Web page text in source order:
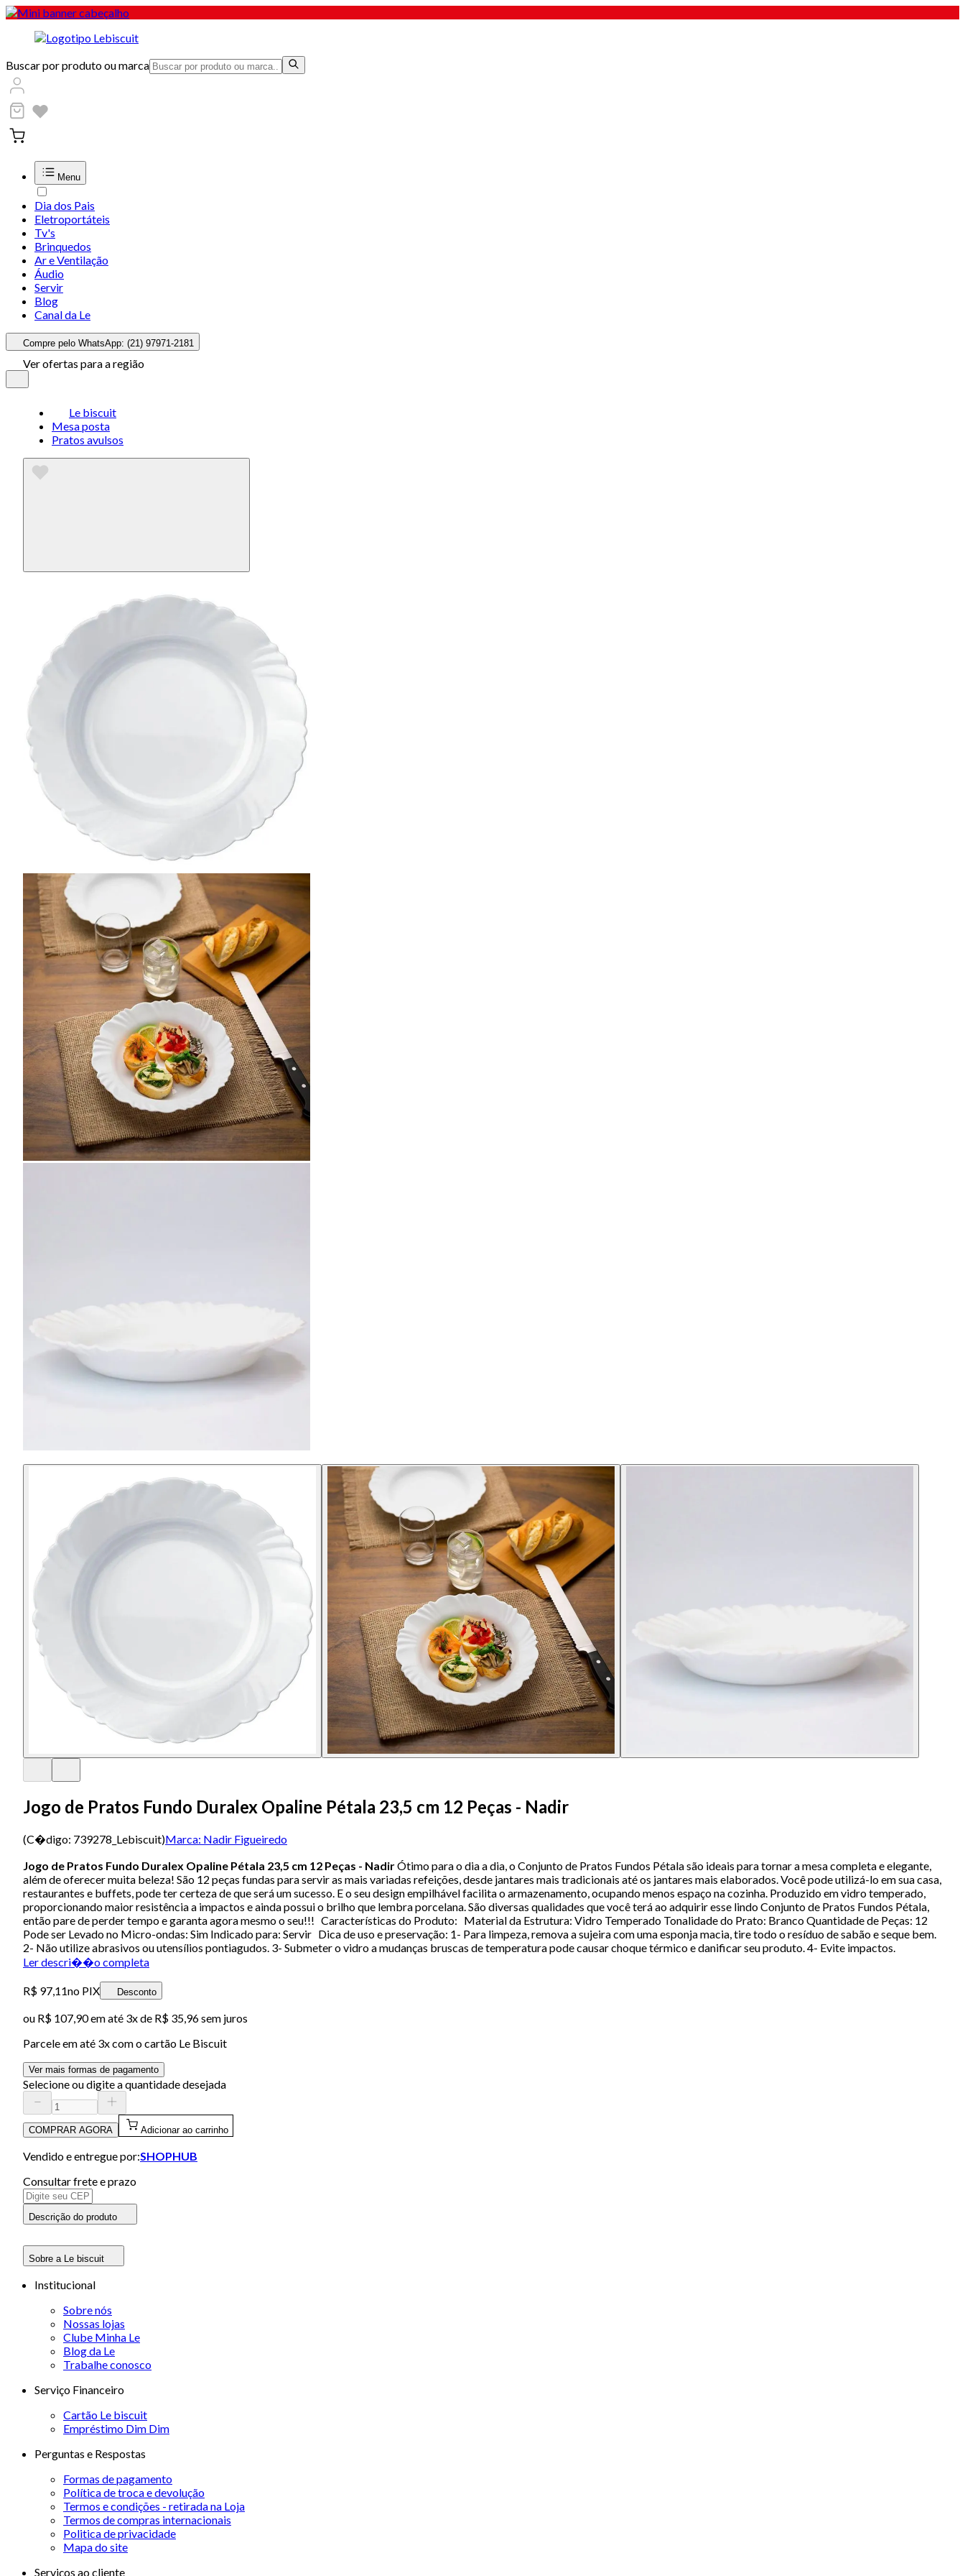
Buscar por produto ou marca
Menu
Dia dos Pais
Eletroportáteis
Tv's
Brinquedos
Ar e Ventilação
Áudio
Servir
Blog
Canal da Le
Compre pelo WhatsApp: (21) 97971-2181
Ver ofertas para a região
Le biscuit
Mesa posta
Pratos avulsos
Jogo de Pratos Fundo Duralex Opaline Pétala 23,5 cm 12 Peças - Nadir
(C�digo: 739278_Lebiscuit)Marca: Nadir Figueiredo
Jogo de Pratos Fundo Duralex Opaline Pétala 23,5 cm 12 Peças - NadirÓtimo para o dia a dia, o Conjunto de Pratos Fundos Pétala são ideais para tornar a mesa completa e elegante,
além de oferecer muita beleza! São 12 peças fundas para servir as mais variadas refeições, desde jantares mais tradicionais até os jantares mais elaborados. Você pode utilizá-lo em sua casa,
restaurantes e buffets, pode ter certeza de que será um sucesso. E o seu design empilhável facilita o armazenamento, ocupando menos espaço na cozinha. Produzido em vidro temperado,
proporcionando maior resistência a impactos e ainda possui o brilho que lembra porcelana. São diversas qualidades que você terá ao adquirir esse lindo Conjunto de Pratos Fundos Pétala,
então pare de perder tempo e garanta agora mesmo o seu!!! Características do Produto: Material da Estrutura: Vidro Temperado Tonalidade do Prato: Branco Quantidade de Peças: 12
Pode ser Levado no Micro-ondas: Sim Indicado para: Servir Dica de uso e preservação: 1- Para limpeza, remova a sujeira com uma esponja macia, tire todo o resíduo de sabão e seque bem.
2- Não utilize abrasivos ou utensílios pontiagudos. 3- Submeter o vidro a mudanças bruscas de temperatura pode causar choque térmico e danificar seu produto. 4- Evite impactos.
Ler descri��o completa
R$ 97,11no PIX Desconto
ou R$ 107,90em até 3x de R$ 35,96 sem juros
Parcele em até 3x com o cartão Le Biscuit
Ver mais formas de pagamento
Selecione ou digite a quantidade desejada
COMPRAR AGORA Adicionar ao carrinho
Vendido e entregue por:SHOPHUB
Consultar frete e prazo
Descrição do produto
Sobre a Le biscuit
Institucional
Sobre nós
Nossas lojas
Clube Minha Le
Blog da Le
Trabalhe conosco
Serviço Financeiro
Cartão Le biscuit
Empréstimo Dim Dim
Perguntas e Respostas
Formas de pagamento
Política de troca e devolução
Termos e condições - retirada na Loja
Termos de compras internacionais
Politica de privacidade
Mapa do site
Serviços ao cliente